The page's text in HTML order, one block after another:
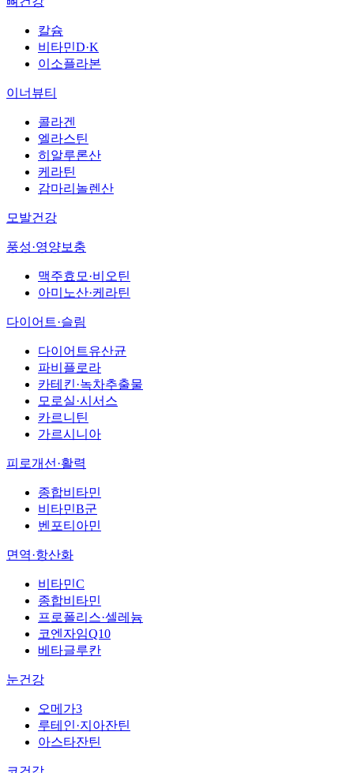
칼슘
비타민D·K
이소플라본
이너뷰티
콜라겐
엘라스틴
히알루론산
케라틴
감마리놀렌산
모발건강
풍성·영양보충
맥주효모·비오틴
아미노산·케라틴
다이어트·슬림
다이어트유산균
파비플로라
카테킨·녹차추출물
모로실·시서스
카르니틴
가르시니아
피로개선·활력
종합비타민
비타민B군
벤포티아민
면역·항산화
비타민C
종합비타민
프로폴리스·셀레늄
코엔자임Q10
베타글루칸
눈건강
오메가3
루테인·지아잔틴
아스타잔틴